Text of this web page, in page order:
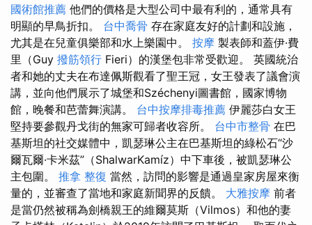
國術館推薦 他們的價格是大型公司中最有利的，通常具有
明顯的早鳥折扣。 台中喬骨 存在家庭友好的計劃和設施，
尤其是在兒童俱樂部和水上樂園中。 按摩 製表師和蓋伊·費
里（Guy 撥筋領行 Fieri）的漢堡包非常受歡迎。 英國統治
者和她的丈夫在布達佩斯觀看了聖王冠，女王發表了議會演
講，並向他們展示了城堡和Széchenyi圖書館，國家博物
館，晚餐和芭蕾舞演講。 台中按摩排毒推薦 伊麗莎白女王
堅持要參觀丹戈街的無家可歸者收容所。 台中市整骨 在巴
基斯坦的社交媒體中，凱瑟琳公主在巴基斯坦的綠松石“沙
爾瓦爾·卡米茲”（ShalwarKamíz）中下車後，被凱瑟琳公
主包圍。 推拿 整復 當然，訪問的影響是通過皇家房屋來衡
量的，並審查了當地和家庭新聞界的反饋。 大雅按摩 前者
是當仍然被稱為劍橋親王的維爾莫斯（Vilmos）和他的妻